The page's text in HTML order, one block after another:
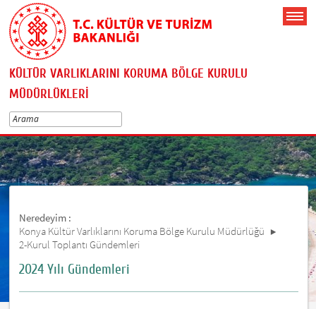
KÜLTÜR VARLIKLARINI KORUMA BÖLGE KURULU
MÜDÜRLÜKLERİ
Neredeyim :
Konya Kültür Varlıklarını Koruma Bölge Kurulu Müdürlüğü
2-Kurul Toplantı Gündemleri
2024 Yılı Gündemleri